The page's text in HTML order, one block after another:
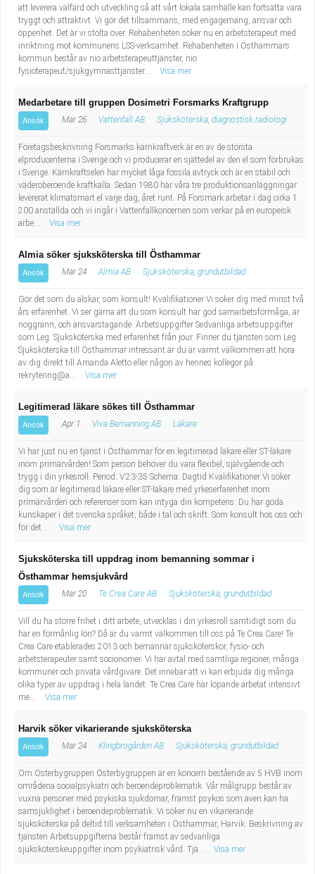
att leverera välfärd och utveckling så att vårt lokala samhälle kan fortsätta vara
tryggt och attraktivt. Vi gör det tillsammans, med engagemang, ansvar och
öppenhet. Det är vi stolta över. Rehabenheten söker nu en arbetsterapeut med
inriktning mot kommunens LSS-verksamhet. Rehabenheten i Östhammars
kommun består av nio arbetsterapeuttjänster, nio
fysioterapeut/sjukgymnasttjänster...
Visa mer
Medarbetare till gruppen Dosimetri Forsmarks Kraftgrupp
Ansök Mar 26 Vattenfall AB Sjuksköterska, diagnostisk radiologi
Företagsbeskrivning Forsmarks kärnkraftverk är en av de största
elproducenterna i Sverige och vi producerar en sjättedel av den el som förbrukas
i Sverige. Kärnkraftselen har mycket låga fossila avtryck och är en stabil och
väderoberoende kraftkälla. Sedan 1980 har våra tre produktionsanläggningar
levererat klimatsmart el varje dag, året runt. På Forsmark arbetar i dag cirka 1
200 anställda och vi ingår i Vattenfallkoncernen som verkar på en europeisk
arbe...
Visa mer
Almia söker sjuksköterska till Östhammar
Ansök Mar 24 Almia AB Sjuksköterska, grundutbildad
Gör det som du älskar, som konsult! Kvalifikationer Vi söker dig med minst två
års erfarenhet. Vi ser gärna att du som konsult har god samarbetsförmåga, är
noggrann, och ansvarstagande. Arbetsuppgifter Sedvanliga arbetsuppgifter
som Leg. Sjuksköterska med erfarenhet från jour. Finner du tjänsten som Leg.
Sjuksköterska till Östhammar intressant är du är varmt välkommen att höra
av dig direkt till Amanda Aletto eller någon av hennes kollegor på
rekrytering@a...
Visa mer
Legitimerad läkare sökes till Östhammar
Ansök Apr 1 Viva Bemanning AB Läkare
Vi har just nu en tjänst i Östhammar för en legitimerad läkare eller ST-läkare
inom primärvården! Som person behöver du vara flexibel, självgående och
trygg i din yrkesroll. Period: V.23-35 Schema: Dagtid Kvalifikationer Vi söker
dig som är legitimerad läkare eller ST-läkare med yrkeserfarenhet inom
primärvården och referenser som kan intyga din kompetens. Du har goda
kunskaper i det svenska språket, både i tal och skrift. Som konsult hos oss och
för det ...
Visa mer
Sjuksköterska till uppdrag inom bemanning sommar i
Östhammar hemsjukvård
Ansök Mar 20 Te Crea Care AB Sjuksköterska, grundutbildad
Vill du ha större frihet i ditt arbete, utvecklas i din yrkesroll samtidigt som du
har en förmånlig lön? Då är du varmt välkommen till oss på Te Crea Care! Te
Crea Care etablerades 2013 och bemannar sjuksköterskor, fysio- och
arbetsterapeuter samt socionomer. Vi har avtal med samtliga regioner, många
kommuner och privata vårdgivare. Det innebär att vi kan erbjuda dig många
olika typer av uppdrag i hela landet. Te Crea Care har löpande arbetat intensivt
me...
Visa mer
Harvik söker vikarierande sjuksköterska
Ansök Mar 24 Klingbrogården AB Sjuksköterska, grundutbildad
Om Österbygruppen Österbygruppen är en koncern bestående av 5 HVB inom
områdena socialpsykiatri och beroendeproblematik. Vår målgrupp består av
vuxna personer med psykiska sjukdomar, främst psykos som även kan ha
samsjuklighet i beroendeproblematik. Vi söker nu en vikarierande
sjuksköterska på deltid till verksamheten i Östhammar, Harvik. Beskrivning av
tjänsten Arbetsuppgifterna består främst av sedvanliga
sjuksköterskeuppgifter inom psykiatrisk vård. Tjä...
Visa mer